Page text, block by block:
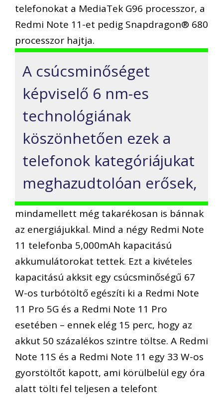
telefonokat a MediaTek G96 processzor, a
Redmi Note 11-et pedig Snapdragon® 680
processzor hajtja.
A csúcsminőséget
képviselő 6 nm-es
technológiának
köszönhetően ezek a
telefonok kategóriájukat
meghazudtolóan erősek,
mindamellett még takarékosan is bánnak
az energiájukkal. Mind a négy Redmi Note
11 telefonba 5,000mAh kapacitású
akkumulátorokat tettek. Ezt a kivételes
kapacitású akksit egy csúcsminőségű 67
W-os turbótöltő egészíti ki a Redmi Note
11 Pro 5G és a Redmi Note 11 Pro
esetében – ennek elég 15 perc, hogy az
akkut 50 százalékos szintre töltse. A Redmi
Note 11S és a Redmi Note 11 egy 33 W-os
gyorstöltőt kapott, ami körülbelül egy óra
alatt tölti fel teljesen a telefont